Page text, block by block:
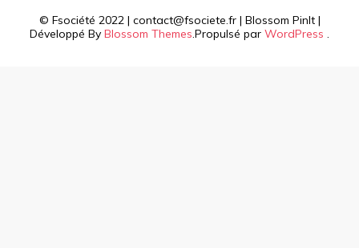
© Fsociété 2022 | contact@fsociete.fr | Blossom PinIt |
Développé By Blossom Themes.Propulsé par WordPress .